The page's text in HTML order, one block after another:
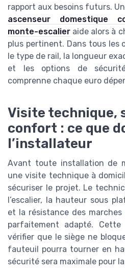
rapport aux besoins futurs.
ascenseur domestique
monte-escalier aide alors à
plus pertinent. Dans tous les
le type de rail, la longueur
et les options de
comprenne chaque euro
Visite technique,
confort : ce que
l’installateur
Avant toute installation de
une visite technique à
sécuriser le projet. Le
l’escalier, la hauteur sous
et la résistance des
parfaitement adapté.
vérifier que le siège ne
fauteuil pourra tourner en
sécurité sera maximale pour